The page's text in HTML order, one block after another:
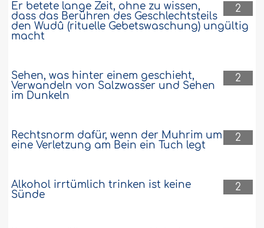
2
Er betete lange Zeit, ohne zu wissen,
dass das Berühren des Geschlechtsteils
den Wudû (rituelle Gebetswaschung) ungültig
macht
2
Sehen, was hinter einem geschieht,
Verwandeln von Salzwasser und Sehen
im Dunkeln
2
Rechtsnorm dafür, wenn der Muhrim um
eine Verletzung am Bein ein Tuch legt
2
Alkohol irrtümlich trinken ist keine
Sünde